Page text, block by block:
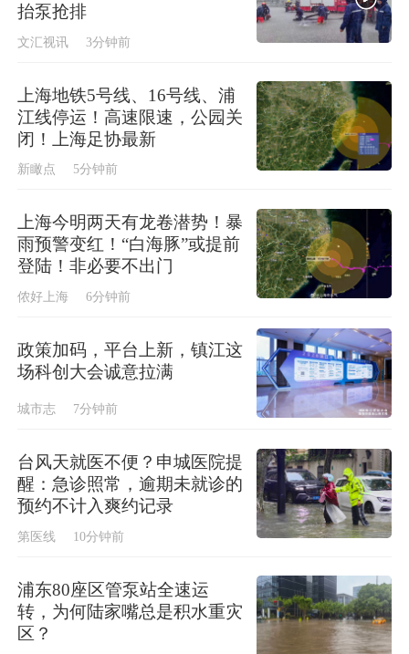
抬泵抢排
文汇视讯 3分钟前
上海地铁5号线、16号线、浦
江线停运！高速限速，公园关
闭！上海足协最新
新瞰点 5分钟前
上海今明两天有龙卷潜势！暴
雨预警变红！“白海豚”或提前
登陆！非必要不出门
侬好上海 6分钟前
政策加码，平台上新，镇江这
场科创大会诚意拉满
城市志 7分钟前
台风天就医不便？申城医院提
醒：急诊照常，逾期未就诊的
预约不计入爽约记录
第医线 10分钟前
浦东80座区管泵站全速运
转，为何陆家嘴总是积水重灾
区？